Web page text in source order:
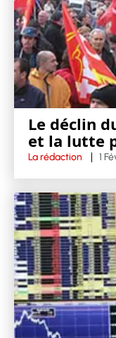
Le déclin
et la lutte
La rédaction 1